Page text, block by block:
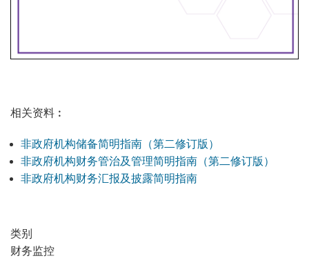
相关资料︰
非政府机构储备简明指南（第二修订版）
非政府机构财务管治及管理简明指南（第二修订版）
非政府机构财务汇报及披露简明指南
类别
财务监控